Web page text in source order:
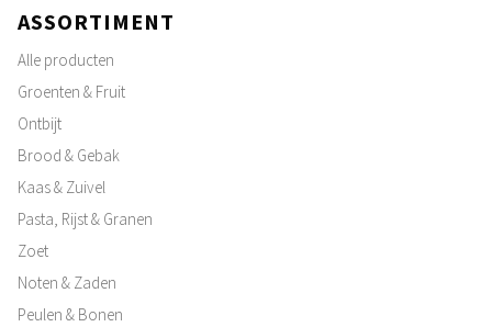
ASSORTIMENT
Alle producten
Groenten & Fruit
Ontbijt
Brood & Gebak
Kaas & Zuivel
Pasta, Rijst & Granen
Zoet
Noten & Zaden
Peulen & Bonen